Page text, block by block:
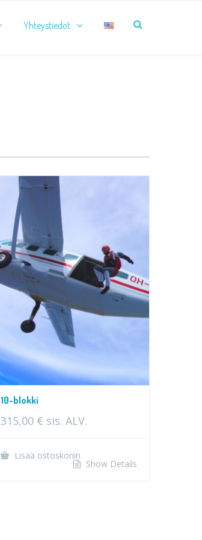
Yhteystiedot
10-blokki
315,00 € sis. ALV.
Lisää ostoskoriin
Show Details